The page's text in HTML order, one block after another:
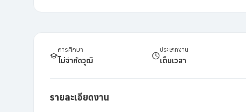
การศึกษา
ไม่จำกัดวุฒิ
ประเภทงาน
เต็มเวลา
รายละเอียดงาน